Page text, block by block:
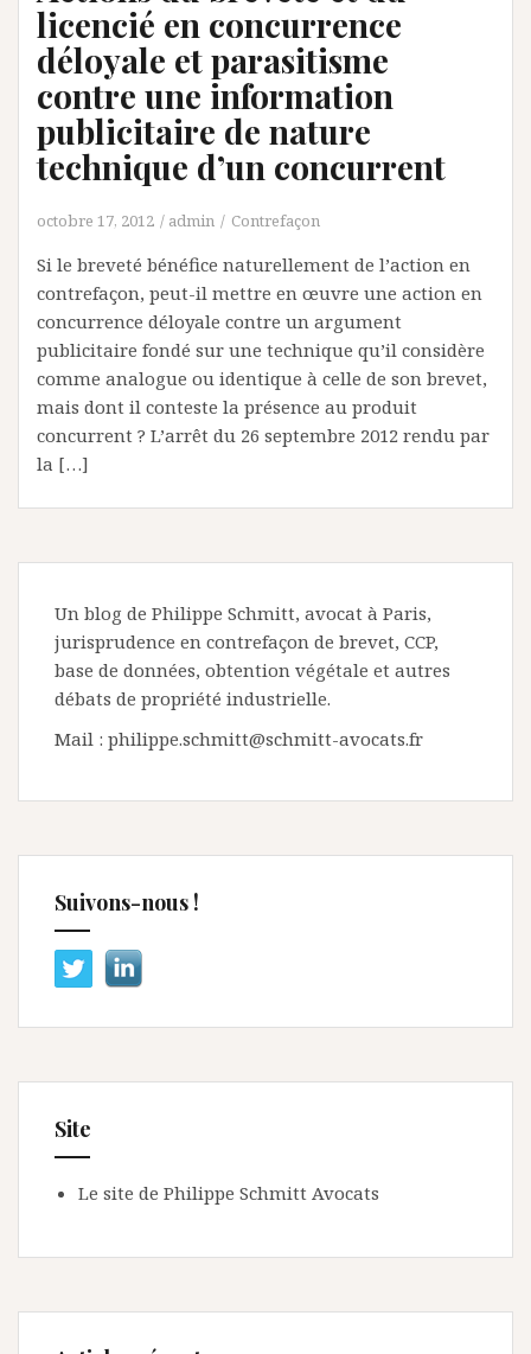
licencié en concurrence
déloyale et parasitisme
contre une information
publicitaire de nature
technique d’un concurrent
octobre 17, 2012 admin Contrefaçon
Si le breveté bénéfice naturellement de l’action en
contrefaçon, peut-il mettre en œuvre une action en
concurrence déloyale contre un argument
publicitaire fondé sur une technique qu’il considère
comme analogue ou identique à celle de son brevet,
mais dont il conteste la présence au produit
concurrent ? L’arrêt du 26 septembre 2012 rendu par
la […]
Un blog de Philippe Schmitt, avocat à Paris,
jurisprudence en contrefaçon de brevet, CCP,
base de données, obtention végétale et autres
débats de propriété industrielle.
Mail : philippe.schmitt@schmitt-avocats.fr
Suivons-nous !
Site
Le site de Philippe Schmitt Avocats